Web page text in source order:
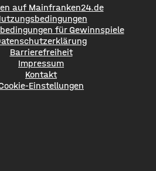
auf Mainfranken24.de
für Gewinnspiele
Barrierefreiheit
Impressum
Kontakt
Einstellungen